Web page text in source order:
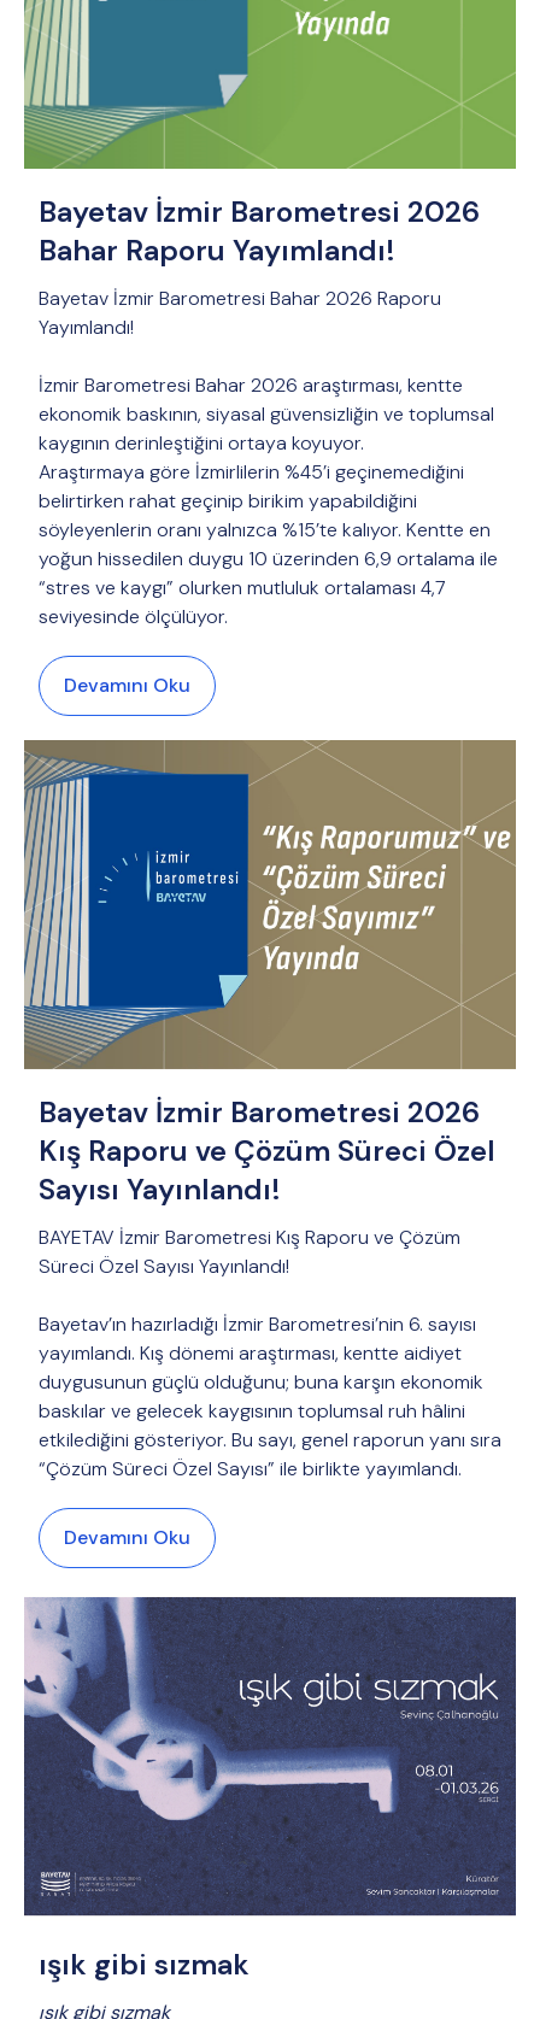
Bayetav İzmir Barometresi 2026
Bahar Raporu Yayımlandı!
Bayetav İzmir Barometresi Bahar 2026 Raporu
Yayımlandı!
İzmir Barometresi Bahar 2026 araştırması, kentte
ekonomik baskının, siyasal güvensizliğin ve toplumsal
kaygının derinleştiğini ortaya koyuyor.
Araştırmaya göre İzmirlilerin %45’i geçinemediğini
belirtirken rahat geçinip birikim yapabildiğini
söyleyenlerin oranı yalnızca %15’te kalıyor. Kentte en
yoğun hissedilen duygu 10 üzerinden 6,9 ortalama ile
“stres ve kaygı” olurken mutluluk ortalaması 4,7
seviyesinde ölçülüyor.
Devamını Oku
Bayetav İzmir Barometresi 2026
Kış Raporu ve Çözüm Süreci Özel
Sayısı Yayınlandı!
BAYETAV İzmir Barometresi Kış Raporu ve Çözüm
Süreci Özel Sayısı Yayınlandı!
Bayetav’ın hazırladığı İzmir Barometresi’nin 6. sayısı
yayımlandı. Kış dönemi araştırması, kentte aidiyet
duygusunun güçlü olduğunu; buna karşın ekonomik
baskılar ve gelecek kaygısının toplumsal ruh hâlini
etkilediğini gösteriyor. Bu sayı, genel raporun yanı sıra
“Çözüm Süreci Özel Sayısı” ile birlikte yayımlandı.
Devamını Oku
ışık gibi sızmak
ışık gibi sızmak